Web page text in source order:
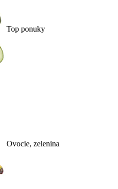
Top ponuky
Ovocie, zelenina